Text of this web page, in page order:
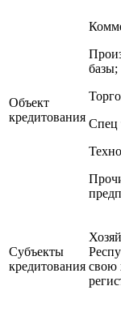
Объект
кредитования
базы;
Спец
Субъекты
кредитования свою